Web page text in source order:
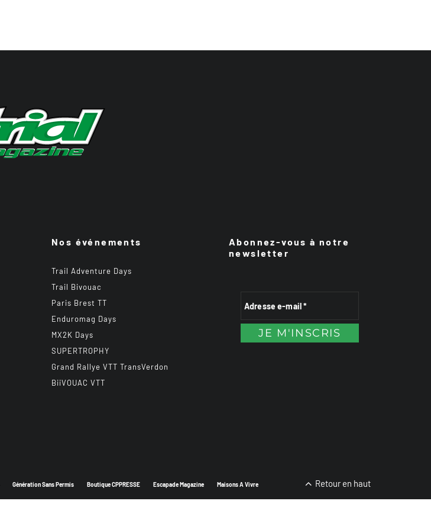
Nos événements
Trail Adventure Days
Trail Bivouac
Paris Brest TT
Enduromag Days
MX2K Days
SUPERTROPHY
Grand Rallye VTT TransVerdon
BiiVOUAC VTT
Abonnez-vous à notre
newsletter
Génération Sans Permis Boutique CPPRESSE Escapade Magazine Maisons A Vivre Retour en haut